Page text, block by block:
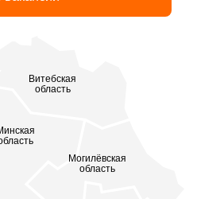
ДОХОД
Витебская
область
Могилёвская
область